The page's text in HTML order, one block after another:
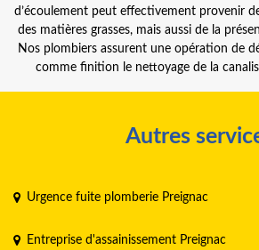
d’écoulement peut effectivement provenir
des matières grasses, mais aussi de la
Nos plombiers assurent une opération de
comme finition le nettoyage de la
Autres
Urgence fuite plomberie Preignac
Entreprise d'assainissement Preignac